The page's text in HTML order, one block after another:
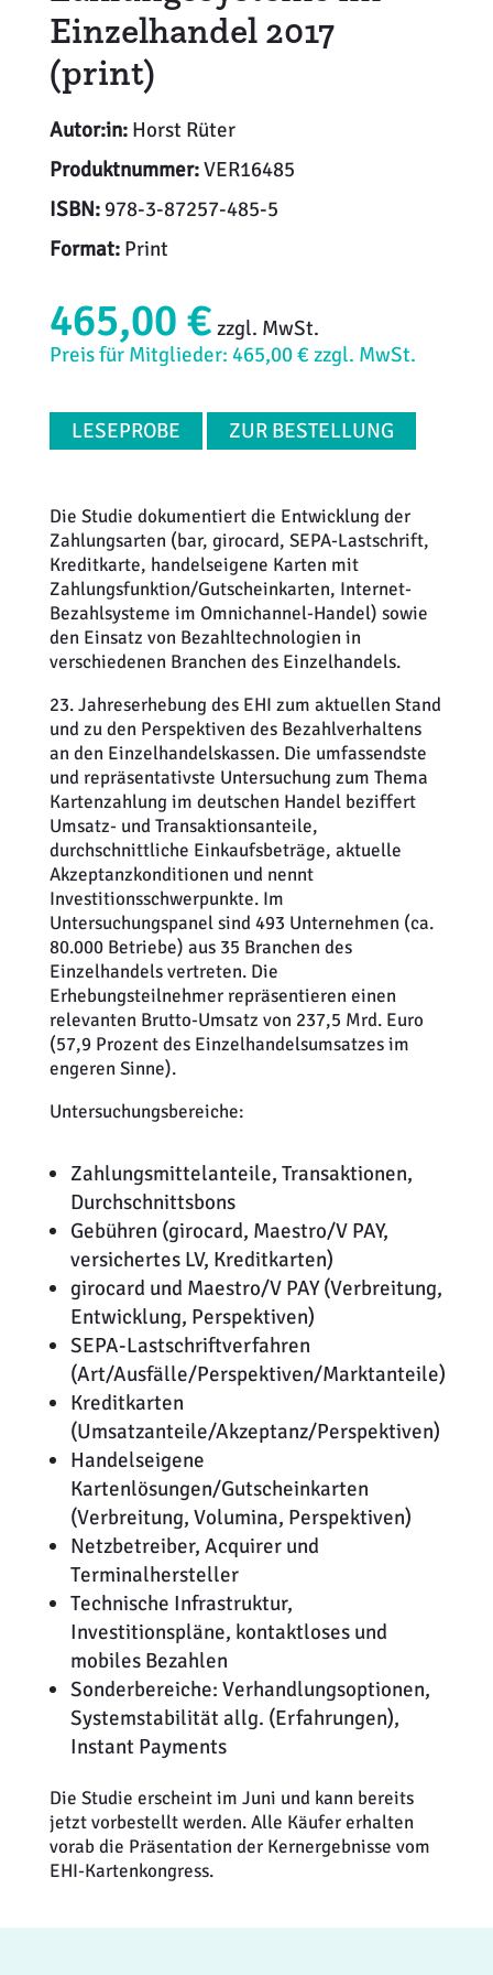
Einzelhandel 2017
(print)
Autor:in:Horst Rüter
Produktnummer:VER16485
ISBN:978-3-87257-485-5
Format:Print
465,00 € zzgl. MwSt.
Preis für Mitglieder: 465,00 € zzgl. MwSt.
LESEPROBE ZUR BESTELLUNG
Die Studie dokumentiert die Entwicklung der
Zahlungsarten (bar, girocard, SEPA-Lastschrift,
Kreditkarte, handelseigene Karten mit
Zahlungsfunktion/Gutscheinkarten, Internet-
Bezahlsysteme im Omnichannel-Handel) sowie
den Einsatz von Bezahltechnologien in
verschiedenen Branchen des Einzelhandels.
23. Jahreserhebung des EHI zum aktuellen Stand
und zu den Perspektiven des Bezahlverhaltens
an den Einzelhandelskassen. Die umfassendste
und repräsentativste Untersuchung zum Thema
Kartenzahlung im deutschen Handel beziffert
Umsatz- und Transaktionsanteile,
durchschnittliche Einkaufsbeträge, aktuelle
Akzeptanzkonditionen und nennt
Investitionsschwerpunkte. Im
Untersuchungspanel sind 493 Unternehmen (ca.
80.000 Betriebe) aus 35 Branchen des
Einzelhandels vertreten. Die
Erhebungsteilnehmer repräsentieren einen
relevanten Brutto-Umsatz von 237,5 Mrd. Euro
(57,9 Prozent des Einzelhandelsumsatzes im
engeren Sinne).
Untersuchungsbereiche:
Zahlungsmittelanteile, Transaktionen,
Durchschnittsbons
Gebühren (girocard, Maestro/V PAY,
versichertes LV, Kreditkarten)
girocard und Maestro/V PAY (Verbreitung,
Entwicklung, Perspektiven)
SEPA-Lastschriftverfahren
(Art/Ausfälle/Perspektiven/Marktanteile)
Kreditkarten
(Umsatzanteile/Akzeptanz/Perspektiven)
Handelseigene
Kartenlösungen/Gutscheinkarten
(Verbreitung, Volumina, Perspektiven)
Netzbetreiber, Acquirer und
Terminalhersteller
Technische Infrastruktur,
Investitionspläne, kontaktloses und
mobiles Bezahlen
Sonderbereiche: Verhandlungsoptionen,
Systemstabilität allg. (Erfahrungen),
Instant Payments
Die Studie erscheint im Juni und kann bereits
jetzt vorbestellt werden. Alle Käufer erhalten
vorab die Präsentation der Kernergebnisse vom
EHI-Kartenkongress.